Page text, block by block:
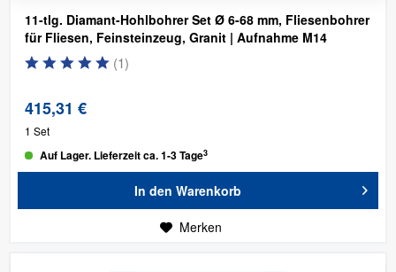
11-tlg. Diamant-Hohlbohrer Set Ø 6-68 mm, Fliesenbohrer
für Fliesen, Feinsteinzeug, Granit | Aufnahme M14
(1)
415,31 €
1 Set
Auf Lager. Lieferzeit ca. 1-3 Tage3
In den Warenkorb
Merken